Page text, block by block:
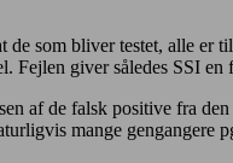
som bliver testet, alle er
Fejlen giver således SSI en
af de falsk positive fra
mange gengangere